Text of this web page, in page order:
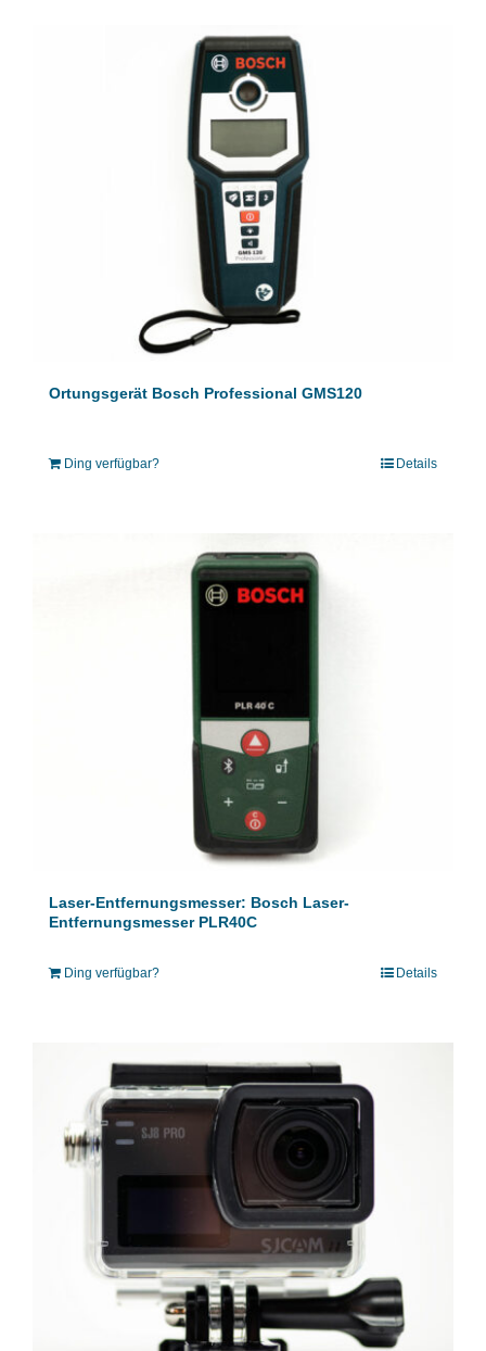
Ortungsgerät Bosch Professional GMS120
Ding verfügbar? Details
Laser-Entfernungsmesser: Bosch Laser-
Entfernungsmesser PLR40C
Ding verfügbar? Details